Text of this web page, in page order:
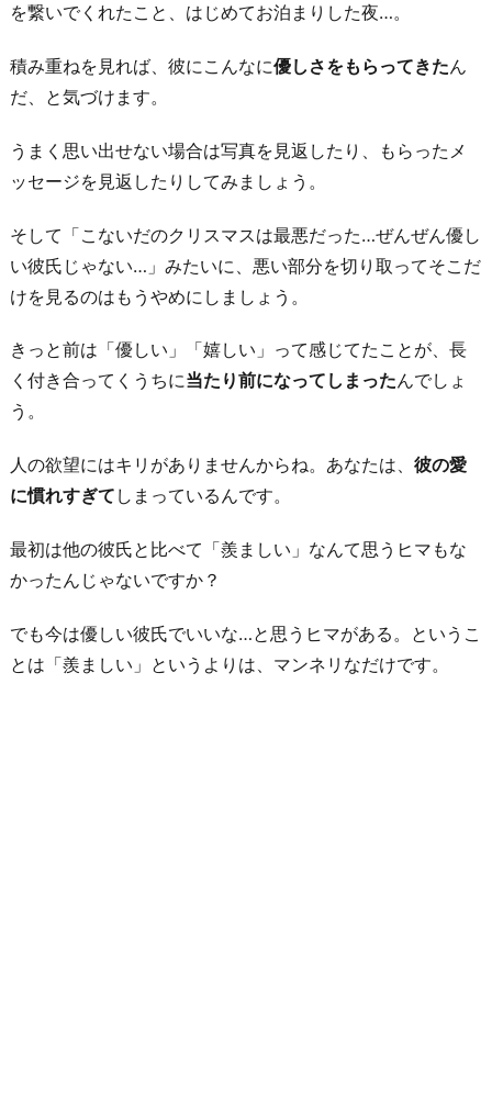
い
彼
女
な
る
力
を
し
み
る
恋
愛
外
で
た
さ
を繋いでくれたこと、はじめてお泊まりした夜…。
積み重ねを見れば、彼にこんなに優しさをもらってきたん
だ、と気づけます。
うまく思い出せない場合は写真を見返したり、もらったメ
ッセージを見返したりしてみましょう。
そして「こないだのクリスマスは最悪だった…ぜんぜん優し
い彼氏じゃない…」みたいに、悪い部分を切り取ってそこだ
けを見るのはもうやめにしましょう。
きっと前は「優しい」「嬉しい」って感じてたことが、長
く付き合ってくうちに当たり前になってしまったんでしょ
う。
人の欲望にはキリがありませんからね。あなたは、 彼の愛
に慣れすぎて しまっているんです。
最初は他の彼氏と比べて「羨ましい」なんて思うヒマもな
かったんじゃないですか？
でも今は優しい彼氏でいいな…と思うヒマがある。というこ
とは「羨ましい」というよりは、マンネリなだけです。